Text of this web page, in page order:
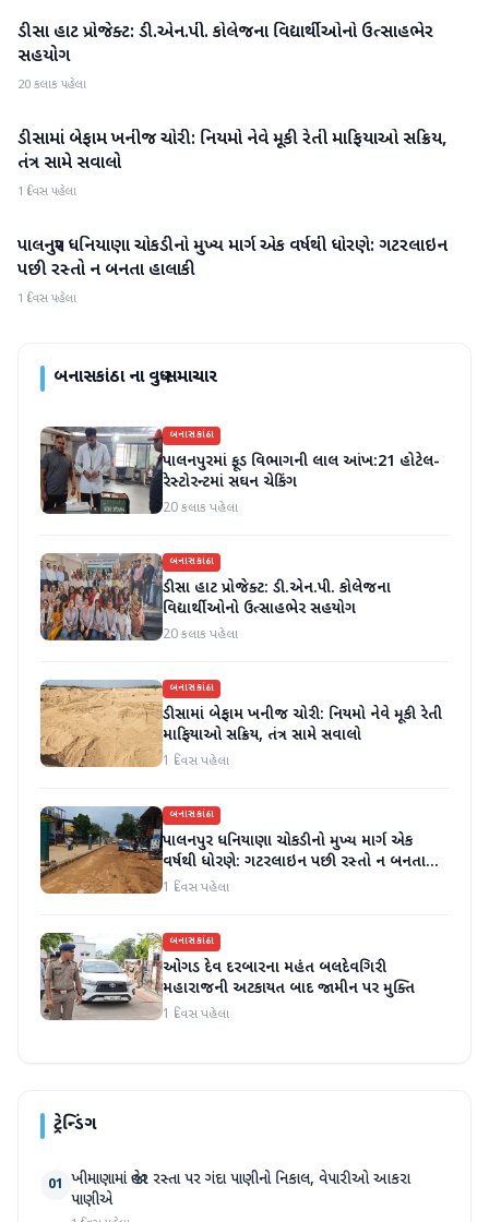
બનાસકાંઠા
ડીસા હાટ પ્રોજેક્ટ: ડી.એન.પી. કોલેજના વિદ્યાર્થીઓનો ઉત્સાહભેર
સહયોગ
20 કલાક પહેલા
બનાસકાંઠા
ડીસામાં બેફામ ખનીજ ચોરી: નિયમો નેવે મૂકી રેતી માફિયાઓ સક્રિય,
તંત્ર સામે સવાલો
1 દિવસ પહેલા
બનાસકાંઠા
પાલનપુર ધનિયાણા ચોકડીનો મુખ્ય માર્ગ એક વર્ષથી ધોરણે: ગટરલાઇન
પછી રસ્તો ન બનતા હાલાકી
1 દિવસ પહેલા
બનાસકાંઠાના વધુ સમાચાર
બનાસકાંઠા
પાલનપુરમાં ફૂડ વિભાગની લાલ આંખ:21 હોટેલ-
રેસ્ટોરન્ટમાં સઘન ચેકિંગ
20 કલાક પહેલા
બનાસકાંઠા
ડીસા હાટ પ્રોજેક્ટ: ડી.એન.પી. કોલેજના
વિદ્યાર્થીઓનો ઉત્સાહભેર સહયોગ
20 કલાક પહેલા
બનાસકાંઠા
ડીસામાં બેફામ ખનીજ ચોરી: નિયમો નેવે મૂકી રેતી
માફિયાઓ સક્રિય, તંત્ર સામે સવાલો
1 દિવસ પહેલા
બનાસકાંઠા
પાલનપુર ધનિયાણા ચોકડીનો મુખ્ય માર્ગ એક
વર્ષથી ધોરણે: ગટરલાઇન પછી રસ્તો ન બનતા
હાલાકી
1 દિવસ પહેલા
બનાસકાંઠા
ઓગડ દેવ દરબારના મહંત બલદેવગિરી
મહારાજની અટકાયત બાદ જામીન પર મુક્તિ
1 દિવસ પહેલા
ટ્રેન્ડિંગ
01 ખીમાણામાં જાહેર રસ્તા પર ગંદા પાણીનો નિકાલ, વેપારીઓ આકરા
પાણીએ